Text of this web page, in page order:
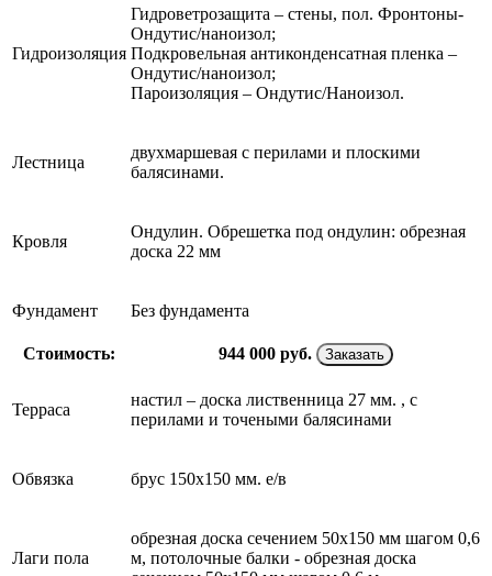
Гидроизоляция
Гидроветрозащита – стены, пол. Фронтоны-
Ондутис/наноизол;
Подкровельная антиконденсатная пленка –
Ондутис/наноизол;
Пароизоляция – Ондутис/Наноизол.
Лестница
двухмаршевая с перилами и плоскими
балясинами.
Кровля
Ондулин. Обрешетка под ондулин: обрезная
доска 22 мм
Фундамент Без фундамента
Стоимость: 944 000руб. Заказать
Терраса
настил – доска лиственница 27 мм. , с
перилами и точеными балясинами
Обвязка брус 150х150 мм. е/в
Лаги пола
обрезная доска сечением 50х150 мм шагом 0,6
м, потолочные балки - обрезная доска